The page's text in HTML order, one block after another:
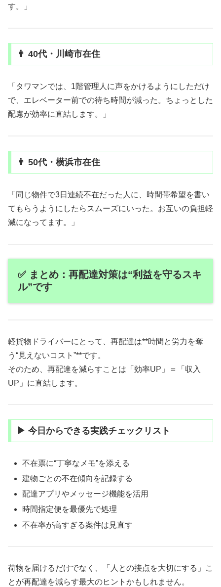
す。」
👨 40代・川崎市在住
「タワマンでは、1階管理人に声をかけるようにしただけ
で、エレベーター前での待ち時間が減った。ちょっとした
配慮が効率に直結します。」
👨 50代・横浜市在住
「同じ物件で3日連続不在だった人に、時間帯希望を書い
てもらうようにしたらスムーズにいった。お互いの負担軽
減になってます。」
✅ まとめ：再配達対策は“利益を守るスキ
ル”です
軽貨物ドライバーにとって、再配達は**時間と労力を奪
う“見えないコスト”**です。
そのため、再配達を減らすことは「効率UP」＝「収入
UP」に直結します。
▶ 今日からできる実践チェックリスト
不在票に“丁寧なメモ”を添える
建物ごとの不在傾向を記録する
配達アプリやメッセージ機能を活用
時間指定便を最優先で処理
不在率が高すぎる案件は見直す
荷物を届けるだけでなく、「人との接点を大切にする」こ
とが再配達を減らす最大のヒントかもしれません。